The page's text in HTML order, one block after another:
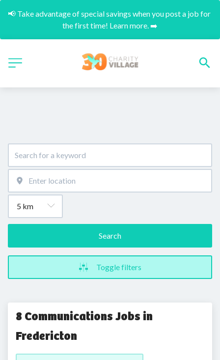
📢 Take advantage of special savings when you post a job for
the first time! Learn more. ➡️
Search
Toggle filters
8 Communications Jobs in
Fredericton